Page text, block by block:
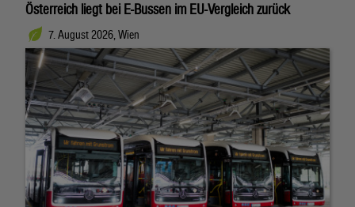
Österreich liegt bei E-Bussen im EU-Vergleich zurück
7. August 2026, Wien